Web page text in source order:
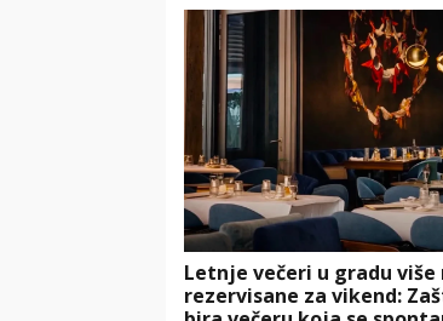
Letnje večeri u gradu više
rezervisane za vikend: